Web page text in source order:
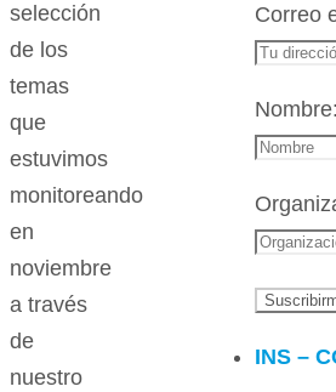
selección
de los
temas
que
estuvimos
monitoreando
en
noviembre
a través
de
nuestro
Correo
Nombre:
INS –